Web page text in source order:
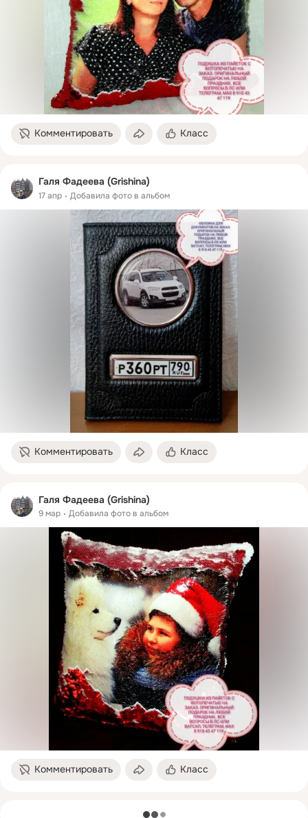
Комментировать Класс
Галя Фадеева (Grishina)
17 апр Добавила фото в альбом
Комментировать Класс
Галя Фадеева (Grishina)
9 мар Добавила фото в альбом
Комментировать Класс